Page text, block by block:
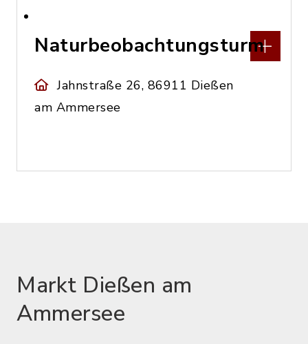
Naturbeobachtungsturm
Jahnstraße 26, 86911 Dießen
am Ammersee
Markt Dießen am
Ammersee